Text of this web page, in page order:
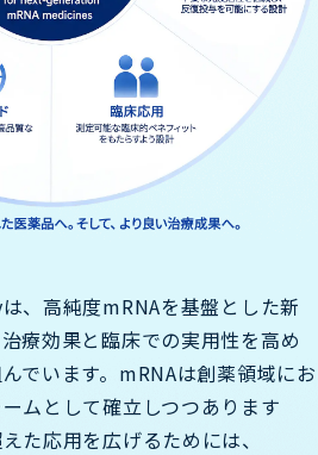
高純度mRNAを基盤とした新
療効果と臨床での実用性を高め
でいます。mRNAは創薬領域にお
ムとして確立しつつあります
た応用を広げるためには、